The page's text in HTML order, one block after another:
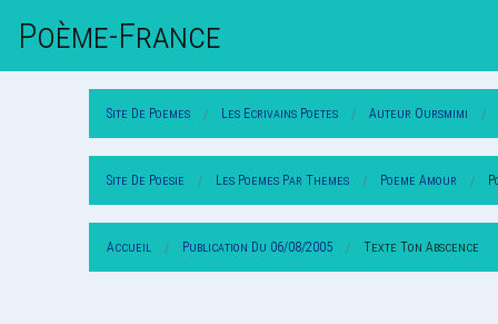
Poème-FrAnce
Site De Poemes Les Ecrivains Poetes Auteur Oursmimi
Site De Poesie Les Poemes Par Themes Poeme Amour
Accueil Publication Du 06/08/2005 Texte Ton Abscence